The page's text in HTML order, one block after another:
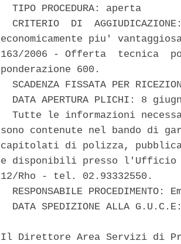
  TIPO PROCEDURA: aperta
CRITERIO  DI
economicamente piu'
163/2006 - Offerta  tecnica
ponderazione 600.
SCADENZA FISSATA PER
DATA APERTURA PLICHI: 8
Tutte le informazioni
sono contenute nel bando di
capitolati di polizza,
e disponibili presso l'Ufficio
12/Rho - tel. 02.93332550.
RESPONSABILE PROCEDIMENTO:
DATA SPEDIZIONE ALLA
Il Direttore Area Servizi di